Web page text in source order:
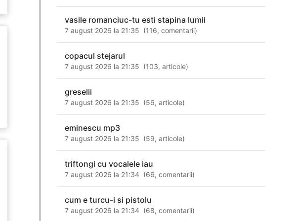
vasile romanciuc-tu esti stapina lumii
7 august 2026 la 21:35 (116,comentarii)
copacul stejarul
7 august 2026 la 21:35 (103,articole)
greselii
7 august 2026 la 21:35 (56,articole)
eminescu mp3
7 august 2026 la 21:35 (59,articole)
triftongi cu vocalele iau
7 august 2026 la 21:34 (66,comentarii)
cum e turcu-i si pistolu
7 august 2026 la 21:34 (68,comentarii)